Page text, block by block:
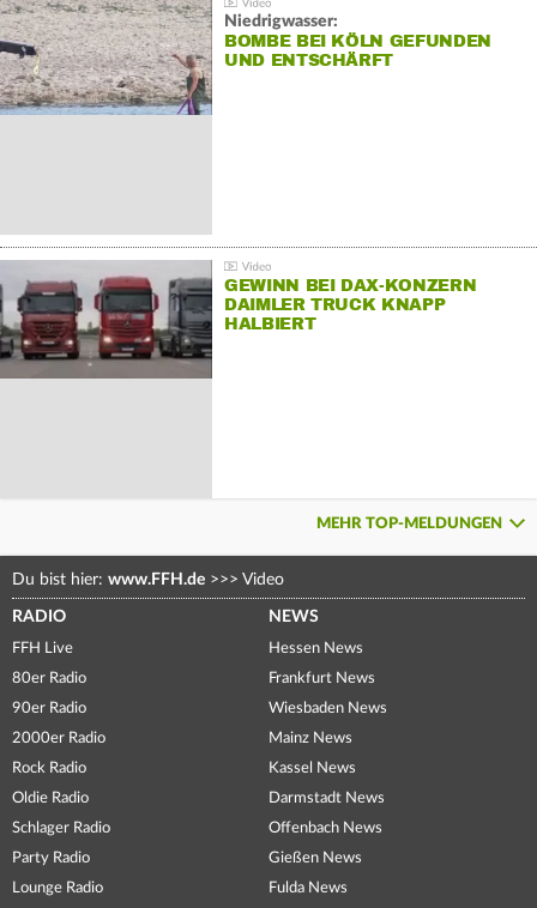
Niedrigwasser:
BOMBE BEI KÖLN GEFUNDEN
UND ENTSCHÄRFT
GEWINN BEI DAX-KONZERN
DAIMLER TRUCK KNAPP
HALBIERT
MEHR TOP-MELDUNGEN
Du bist hier: www.FFH.de >>> Video
RADIO
FFH Live
80er Radio
90er Radio
2000er Radio
Rock Radio
Oldie Radio
Schlager Radio
Party Radio
Lounge Radio
NEWS
Hessen News
Frankfurt News
Wiesbaden News
Mainz News
Kassel News
Darmstadt News
Offenbach News
Gießen News
Fulda News